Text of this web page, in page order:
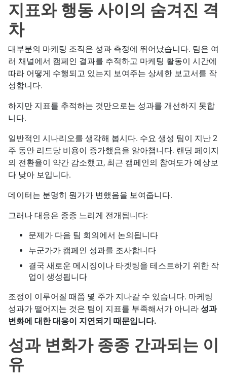
지표와 행동 사이의 숨겨진 격
차
대부분의 마케팅 조직은 성과 측정에 뛰어났습니다. 팀은 여
러 채널에서 캠페인 결과를 추적하고 마케팅 활동이 시간에
따라 어떻게 수행되고 있는지 보여주는 상세한 보고서를 작
성합니다.
하지만 지표를 추적하는 것만으로는 성과를 개선하지 못합
니다.
일반적인 시나리오를 생각해 봅시다. 수요 생성 팀이 지난 2
주 동안 리드당 비용이 증가했음을 알아챕니다. 랜딩 페이지
의 전환율이 약간 감소했고, 최근 캠페인의 참여도가 예상보
다 낮아 보입니다.
데이터는 분명히 뭔가가 변했음을 보여줍니다.
그러나 대응은 종종 느리게 전개됩니다:
문제가 다음 팀 회의에서 논의됩니다
누군가가 캠페인 성과를 조사합니다
결국 새로운 메시징이나 타겟팅을 테스트하기 위한 작
업이 생성됩니다
조정이 이루어질 때쯤 몇 주가 지나갈 수 있습니다. 마케팅
성과가 떨어지는 것은 팀이 지표를 부족해서가 아니라 성과
변화에 대한 대응이 지연되기 때문입니다.
성과 변화가 종종 간과되는 이
유